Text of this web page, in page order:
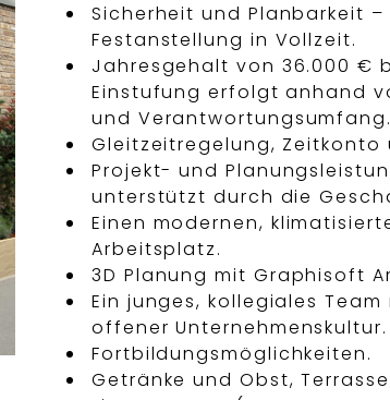
Sicherheit und Planbarkeit
Festanstellung in Vollzeit.
Jahresgehalt von 36.000 €
Einstufung erfolgt anhand
und Verantwortungsumfang.
Gleitzeitregelung, Zeitkonto
Projekt- und
unterstützt durch die
Einen modernen,
Arbeitsplatz.
3D Planung mit Graphisoft
Ein junges, kollegiales
offener Unternehmenskultur.
Fortbildungsmöglichkeiten.
Getränke und Obst,